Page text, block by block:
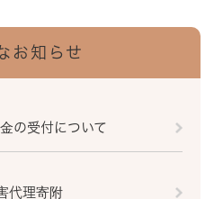
お知らせ
の受付について
代理寄附